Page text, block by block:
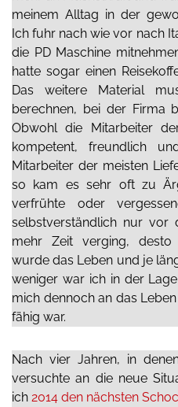
meinem Alltag in der
Ich fuhr nach wie vor nach
die PD Maschine
hatte sogar einen
Das weitere Material
berechnen, bei der Firma
Obwohl die Mitarbeiter
kompetent, freundlich
Mitarbeiter der meisten
so kam es sehr oft zu
verfrühte oder
selbstverständlich nur vor
mehr Zeit verging,
wurde das Leben und je
weniger war ich in der
mich dennoch an das
fähig war.
Nach vier Jahren, in
versuchte an die neue
ich 2014 den nächsten